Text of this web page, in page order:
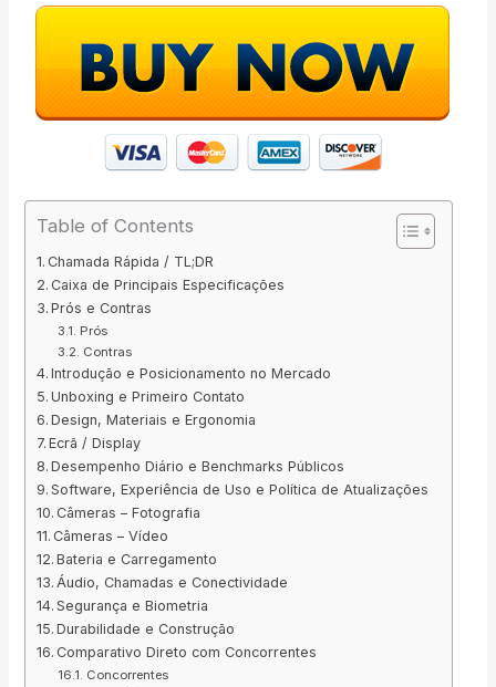
Table of Contents
Chamada Rápida / TL;DR
Caixa de Principais Especificações
Prós e Contras
Prós
Contras
Introdução e Posicionamento no Mercado
Unboxing e Primeiro Contato
Design, Materiais e Ergonomia
Ecrã / Display
Desempenho Diário e Benchmarks Públicos
Software, Experiência de Uso e Política de Atualizações
Câmeras – Fotografia
Câmeras – Vídeo
Bateria e Carregamento
Áudio, Chamadas e Conectividade
Segurança e Biometria
Durabilidade e Construção
Comparativo Direto com Concorrentes
Concorrentes